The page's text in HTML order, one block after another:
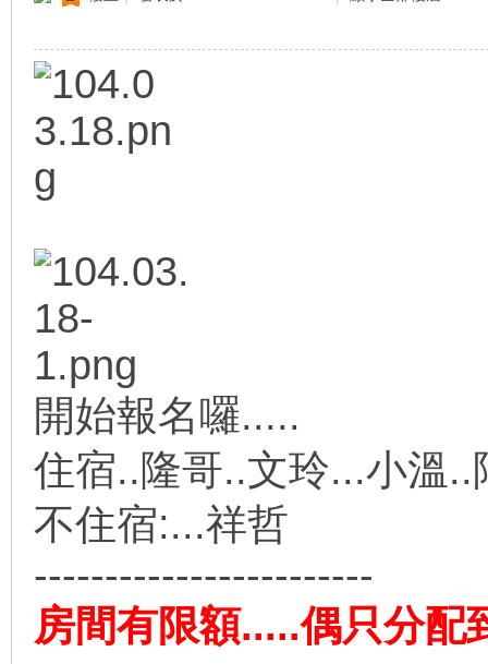
開始報名囉.....
住宿..隆哥..文玲...小溫..
不住宿:...祥哲
------------------------
房間有限額.....偶只分配